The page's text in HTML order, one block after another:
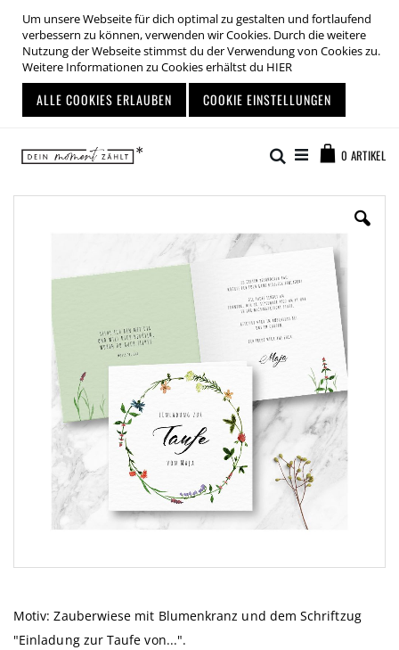
Um unsere Webseite für dich optimal zu gestalten und fortlaufend
verbessern zu können, verwenden wir Cookies. Durch die weitere
Nutzung der Webseite stimmst du der Verwendung von Cookies zu.
Weitere Informationen zu Cookies erhältst du HIER
ALLE COOKIES ERLAUBEN COOKIE EINSTELLUNGEN
Inhalt
springen
0 ARTIKEL
Suche
der
Bildgalerie
springen
Motiv: Zauberwiese mit Blumenkranz und dem Schriftzug
"Einladung zur Taufe von...".